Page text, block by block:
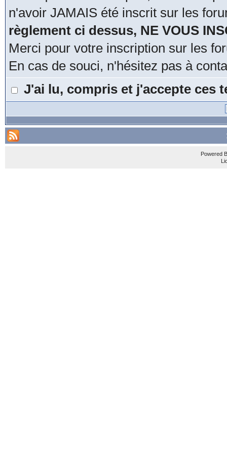
n'avoir JAMAIS été inscrit sur les
règlement ci dessus, NE VOUS
Merci pour votre inscription sur les
En cas de souci, n'hésitez pas à
J'ai lu, compris et j'accepte ces
Powered